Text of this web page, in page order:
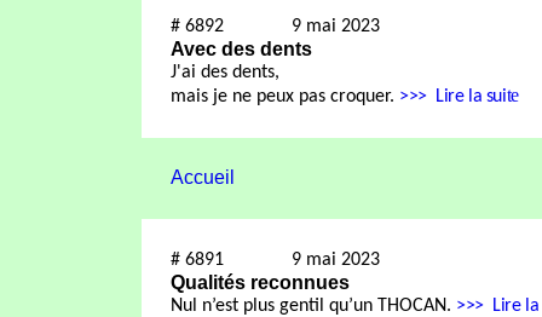
# 6892 9 mai 2023
Avec des dents
J'ai des dents,
mais je ne peux pas croquer. >>> Lire la suite
Accueil
# 6891 9 mai 2023
Qualités reconnues
Nul n’est plus gentil qu’un THOCAN. >>> Lire la